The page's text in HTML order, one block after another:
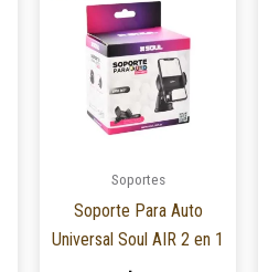
Soportes
Soporte Para Auto
Universal Soul AIR 2 en 1